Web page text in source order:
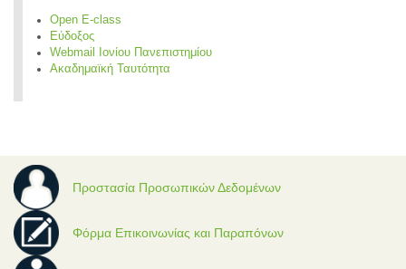
Open E-class
Εύδοξος
Webmail Ιονίου Πανεπιστημίου
Ακαδημαϊκή Ταυτότητα
Προστασία Προσωπικών Δεδομένων
Φόρμα Επικοινωνίας και Παραπόνων